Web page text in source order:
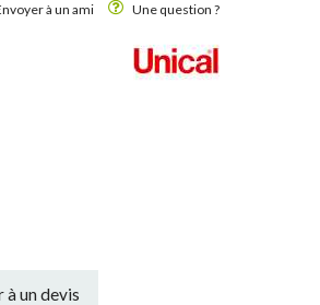
à un ami Une question ?
à un devis